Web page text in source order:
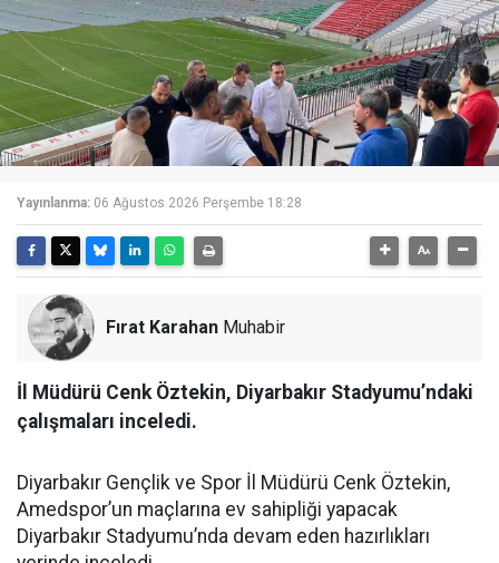
Yayınlanma: 06 Ağustos 2026 Perşembe 18:28
Fırat Karahan Muhabir
İl Müdürü Cenk Öztekin, Diyarbakır Stadyumu’ndaki
çalışmaları inceledi.
Diyarbakır Gençlik ve Spor İl Müdürü Cenk Öztekin,
Amedspor’un maçlarına ev sahipliği yapacak
Diyarbakır Stadyumu’nda devam eden hazırlıkları